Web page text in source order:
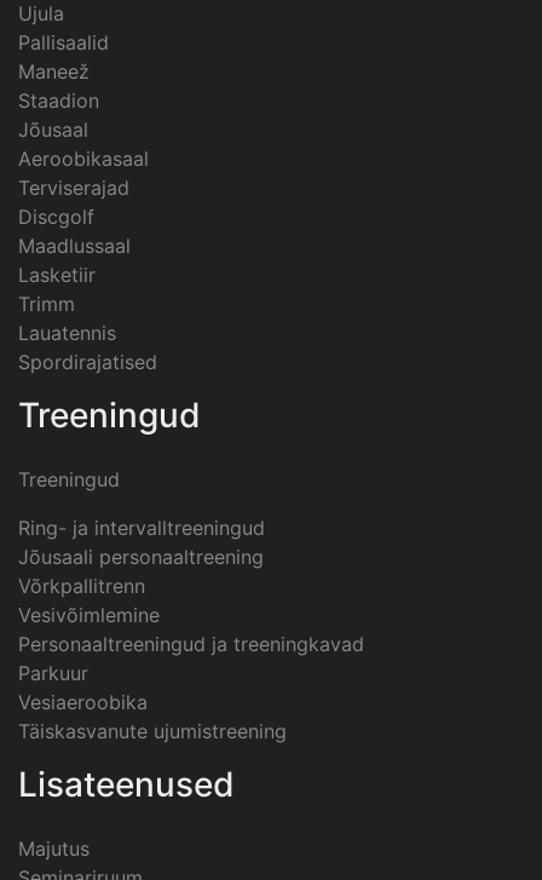
Ujula
Pallisaalid
Maneež
Staadion
Jõusaal
Aeroobikasaal
Terviserajad
Discgolf
Maadlussaal
Lasketiir
Trimm
Lauatennis
Spordirajatised
Treeningud
Treeningud
Ring- ja intervalltreeningud
Jõusaali personaaltreening
Võrkpallitrenn
Vesivõimlemine
Personaaltreeningud ja treeningkavad
Parkuur
Vesiaeroobika
Täiskasvanute ujumistreening
Lisateenused
Majutus